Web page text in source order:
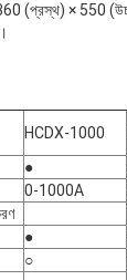
(প্রস্থ) × 550
HCDX-1000
●
0-1000A
●
○